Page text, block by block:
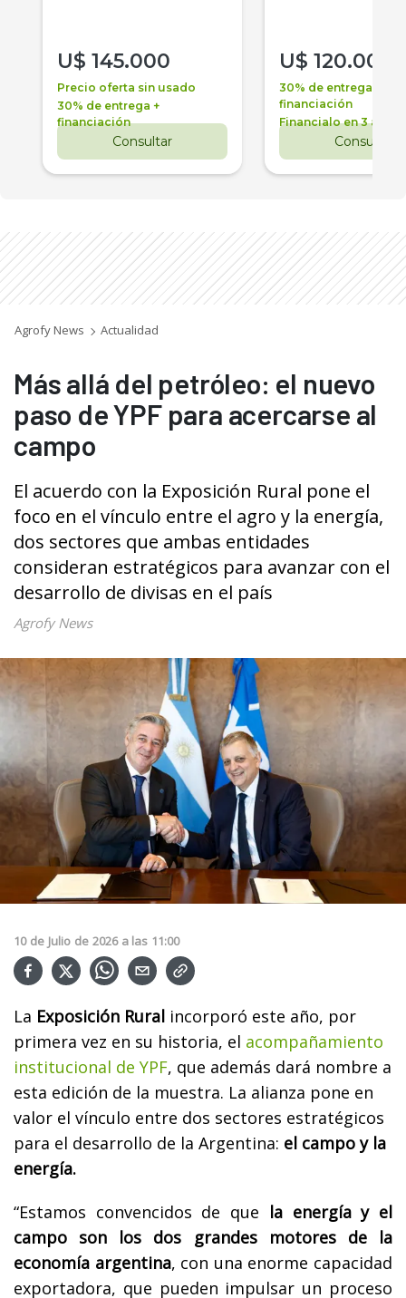
U$ 145.000
Precio oferta sin usado
30% de entrega +
financiación
Consultar
U$ 120.000
30% de entrega +
financiación
Financialo en 3 años
Consultar
Agrofy News Actualidad
Más allá del petróleo: el nuevo
paso de YPF para acercarse al
campo
El acuerdo con la Exposición Rural pone el
foco en el vínculo entre el agro y la energía,
dos sectores que ambas entidades
consideran estratégicos para avanzar con el
desarrollo de divisas en el país
Agrofy News
10 de Julio de 2026 a las 11:00
La Exposición Rural incorporó este año, por
primera vez en su historia, el acompañamiento
institucional de YPF, que además dará nombre a
esta edición de la muestra. La alianza pone en
valor el vínculo entre dos sectores estratégicos
para el desarrollo de la Argentina: el campo y la
energía.
“Estamos convencidos de que la energía y el
campo son los dos grandes motores de la
economía argentina, con una enorme capacidad
exportadora, que pueden impulsar un proceso